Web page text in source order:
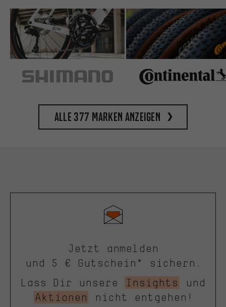
Alle 377 Marken anzeigen
Jetzt anmelden
und 5 € Gutschein* sichern.
Lass Dir unsere
Insights
und
Aktionen
nicht entgehen!